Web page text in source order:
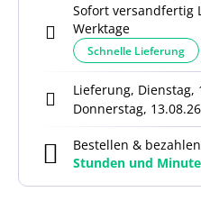
Sofort versandfertig
Werktage
Schnelle Lieferung
Lieferung, Dienstag,
Donnerstag, 13.08.26
Bestellen &
Stunden und